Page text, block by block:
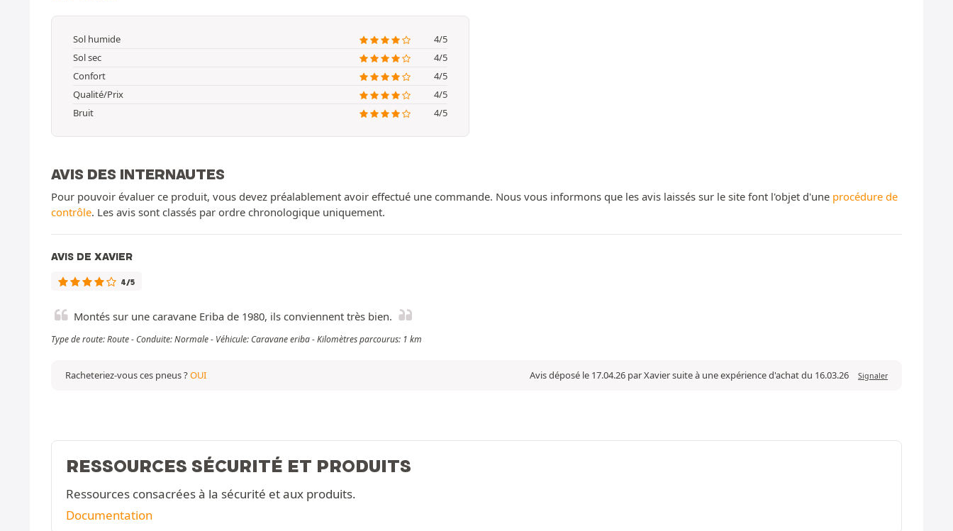
Sol humide
4/5
Sol sec
4/5
Confort
4/5
Qualité/Prix
4/5
Bruit
4/5
AVIS DES INTERNAUTES
Pour pouvoir évaluer ce produit, vous devez préalablement avoir effectué une commande. Nous vous informons que les avis laissés sur le site font l'objet d'une procédure de
contrôle. Les avis sont classés par ordre chronologique uniquement.
AVIS DE XAVIER
4/5
Montés sur une caravane Eriba de 1980, ils conviennent très bien.
Type de route: Route - Conduite: Normale - Véhicule: Caravane eriba - Kilomètres parcourus: 1 km
Avis déposé le 17.04.26 par Xavier suite à une expérience d'achat du 16.03.26 Signaler
Racheteriez-vous ces pneus ?OUI
RESSOURCES SÉCURITÉ ET PRODUITS
Ressources consacrées à la sécurité et aux produits.
Documentation